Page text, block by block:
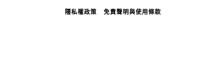
隱私權政策 免責聲明與使用條款